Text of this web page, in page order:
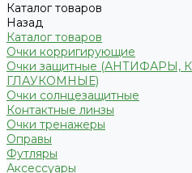
Каталог товаров
Назад
Каталог товаров
Очки корригирующие
Очки защитные
ГЛАУКОМНЫЕ)
Очки солнцезащитные
Контактные линзы
Очки тренажеры
Оправы
Футляры
Аксессуары